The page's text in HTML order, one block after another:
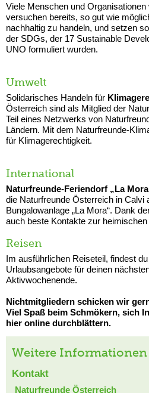
Viele Menschen und
versuchen bereits, so gut wie
nachhaltig zu handeln, und setzen
der SDGs, der 17 Sustainable
UNO formuliert wurden.
Umwelt
Solidarisches Handeln für
Österreich sind als Mitglied der
Teil eines Netzwerks von
Ländern. Mit dem Naturfreunde-
für Klimagerechtigkeit.
International
Naturfreunde-Feriendorf „La
die Naturfreunde Österreich in Calvi
Bungalowanlage „La Mora“. Dank
auch beste Kontakte zur
Reisen
Im ausführlichen Reiseteil, findest
Urlaubsangebote für deinen
Aktivwochenende.
Nichtmitgliedern schicken wir
Viel Spaß beim Schmökern, sich
hier online durchblättern.
Weitere Informationen
Kontakt
Naturfreunde Österreich